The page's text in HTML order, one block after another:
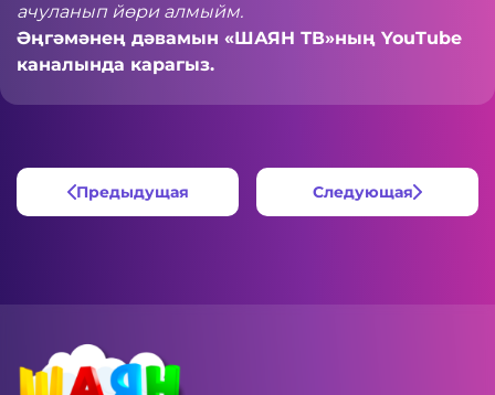
ачуланып йөри алмыйм.
Әңгәмәнең дәвамын «ШАЯН ТВ»ның YouTube
каналында карагыз.
Предыдущая Следующая